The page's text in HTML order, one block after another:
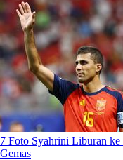
7 Foto Syahrini Liburan
Gemas